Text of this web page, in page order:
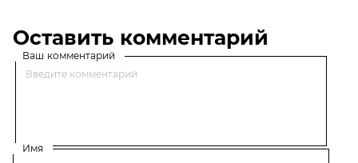
Оставить комментарий
Ваш комментарий
Имя